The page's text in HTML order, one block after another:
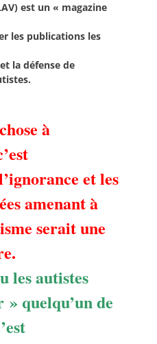
est un « magazine
les publications les
la défense de
à
et les
amenant à
serait une
les autistes
quelqu’un de